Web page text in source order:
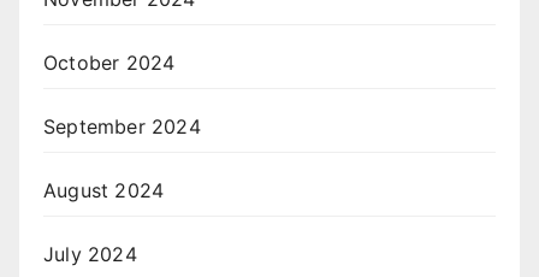
October 2024
September 2024
August 2024
July 2024